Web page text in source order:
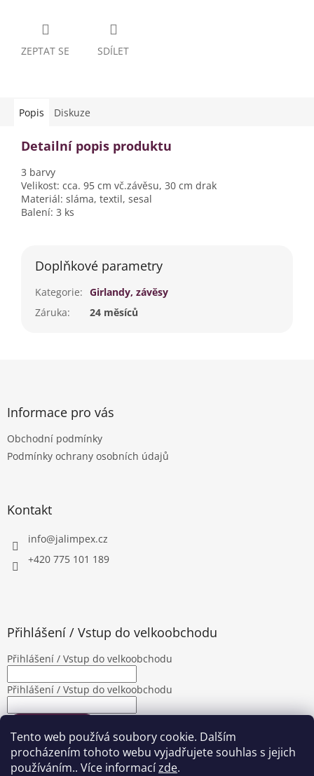
Tento web používá soubory cookie. Dalším
procházením tohoto webu vyjadřujete souhlas s jejich
používáním.. Více informacízde.
ZEPTAT SE SDÍLET
Popis Diskuze
Detailní popis produktu
3 barvy
Velikost: cca. 95 cm vč.závěsu, 30 cm drak
Materiál: sláma, textil, sesal
Balení: 3 ks
Doplňkové parametry
Kategorie: Girlandy, závěsy
Záruka: 24 měsíců
Informace pro vás
Obchodní podmínky
Podmínky ochrany osobních údajů
Kontakt
info@jalimpex.cz
+420 775 101 189
Přihlášení / Vstup do velkoobchodu
Přihlášení / Vstup do velkoobchodu
Přihlášení / Vstup do velkoobchodu
Nová registrace Zapomenuté heslo